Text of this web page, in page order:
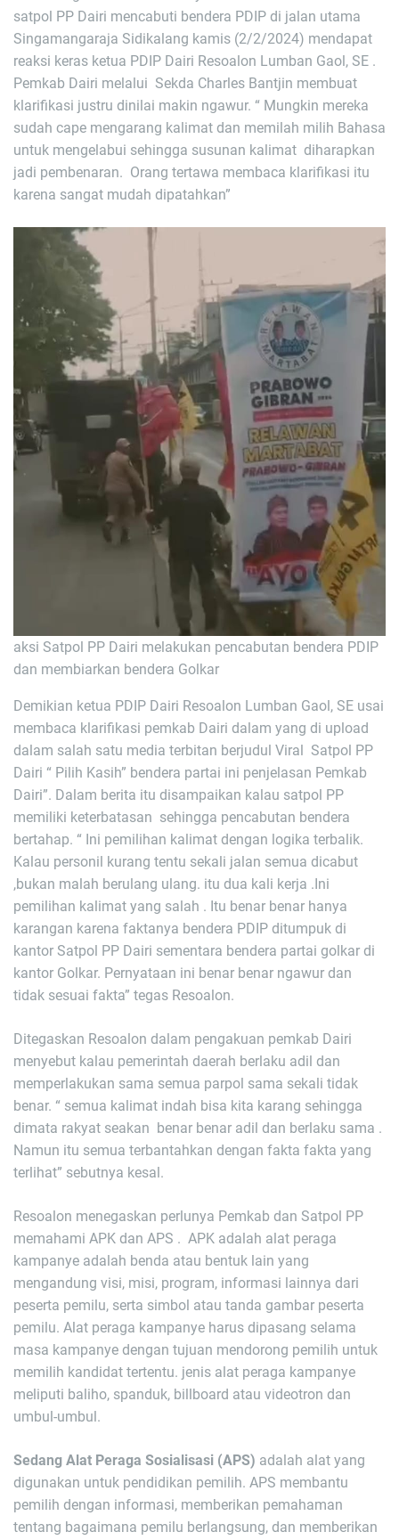
satpol PP Dairi mencabuti bendera PDIP di jalan utama
Singamangaraja Sidikalang kamis (2/2/2024) mendapat
reaksi keras ketua PDIP Dairi Resoalon Lumban Gaol, SE .
Pemkab Dairi melalui Sekda Charles Bantjin membuat
klarifikasi justru dinilai makin ngawur. “ Mungkin mereka
sudah cape mengarang kalimat dan memilah milih Bahasa
untuk mengelabui sehingga susunan kalimat diharapkan
jadi pembenaran. Orang tertawa membaca klarifikasi itu
karena sangat mudah dipatahkan”
aksi Satpol PP Dairi melakukan pencabutan bendera PDIP
dan membiarkan bendera Golkar
Demikian ketua PDIP Dairi Resoalon Lumban Gaol, SE usai
membaca klarifikasi pemkab Dairi dalam yang di upload
dalam salah satu media terbitan berjudul Viral Satpol PP
Dairi “ Pilih Kasih” bendera partai ini penjelasan Pemkab
Dairi”. Dalam berita itu disampaikan kalau satpol PP
memiliki keterbatasan sehingga pencabutan bendera
bertahap. “ Ini pemilihan kalimat dengan logika terbalik.
Kalau personil kurang tentu sekali jalan semua dicabut
,bukan malah berulang ulang. itu dua kali kerja .Ini
pemilihan kalimat yang salah . Itu benar benar hanya
karangan karena faktanya bendera PDIP ditumpuk di
kantor Satpol PP Dairi sementara bendera partai golkar di
kantor Golkar. Pernyataan ini benar benar ngawur dan
tidak sesuai fakta” tegas Resoalon.
Ditegaskan Resoalon dalam pengakuan pemkab Dairi
menyebut kalau pemerintah daerah berlaku adil dan
memperlakukan sama semua parpol sama sekali tidak
benar. “ semua kalimat indah bisa kita karang sehingga
dimata rakyat seakan benar benar adil dan berlaku sama .
Namun itu semua terbantahkan dengan fakta fakta yang
terlihat” sebutnya kesal.
Resoalon menegaskan perlunya Pemkab dan Satpol PP
memahami APK dan APS . APK adalah alat peraga
kampanye adalah benda atau bentuk lain yang
mengandung visi, misi, program, informasi lainnya dari
peserta pemilu, serta simbol atau tanda gambar peserta
pemilu. Alat peraga kampanye harus dipasang selama
masa kampanye dengan tujuan mendorong pemilih untuk
memilih kandidat tertentu. jenis alat peraga kampanye
meliputi baliho, spanduk, billboard atau videotron dan
umbul-umbul.
Sedang Alat Peraga Sosialisasi (APS) adalah alat yang
digunakan untuk pendidikan pemilih. APS membantu
pemilih dengan informasi, memberikan pemahaman
tentang bagaimana pemilu berlangsung, dan memberikan